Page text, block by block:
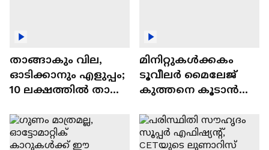
താങ്ങാകും വില,
ഓടിക്കാനും എളുപ്പം;
10 ലക്ഷത്തിൽ താഴെ
ഓട്ടോമാറ്റിക്ക്
എസ്‍യുവികൾ
മിനിറ്റുകൾക്കകം
ടൂവീലർ മൈലേജ്
കുത്തനെ കൂടാൻ